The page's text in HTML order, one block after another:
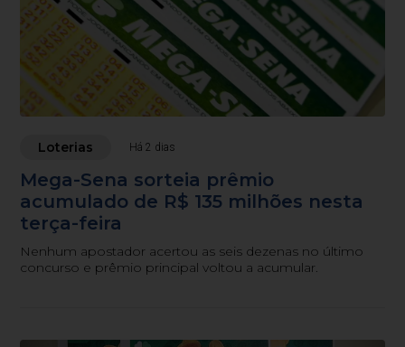
Loterias Há 2 dias
Mega-Sena sorteia prêmio
acumulado de R$ 135 milhões nesta
terça-feira
Nenhum apostador acertou as seis dezenas no último
concurso e prêmio principal voltou a acumular.